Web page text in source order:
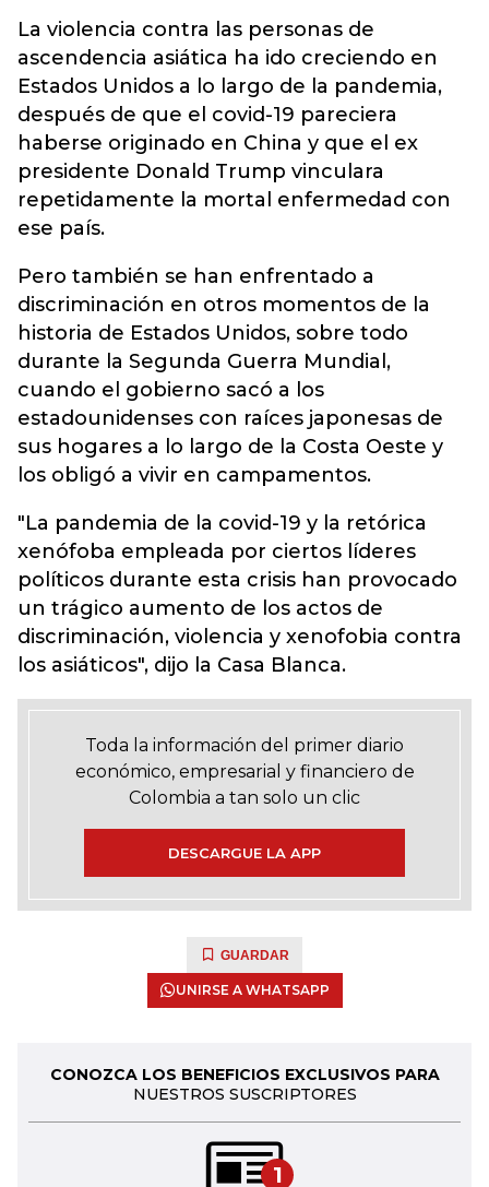
La violencia contra las personas de
ascendencia asiática ha ido creciendo en
Estados Unidos a lo largo de la pandemia,
después de que el covid-19 pareciera
haberse originado en China y que el ex
presidente Donald Trump vinculara
repetidamente la mortal enfermedad con
ese país.
Pero también se han enfrentado a
discriminación en otros momentos de la
historia de Estados Unidos, sobre todo
durante la Segunda Guerra Mundial,
cuando el gobierno sacó a los
estadounidenses con raíces japonesas de
sus hogares a lo largo de la Costa Oeste y
los obligó a vivir en campamentos.
"La pandemia de la covid-19 y la retórica
xenófoba empleada por ciertos líderes
políticos durante esta crisis han provocado
un trágico aumento de los actos de
discriminación, violencia y xenofobia contra
los asiáticos", dijo la Casa Blanca.
Toda la información del primer diario
económico, empresarial y financiero de
Colombia a tan solo un clic
DESCARGUE LA APP
GUARDAR
UNIRSE A WHATSAPP
CONOZCA LOS BENEFICIOS EXCLUSIVOS PARA
NUESTROS SUSCRIPTORES
1